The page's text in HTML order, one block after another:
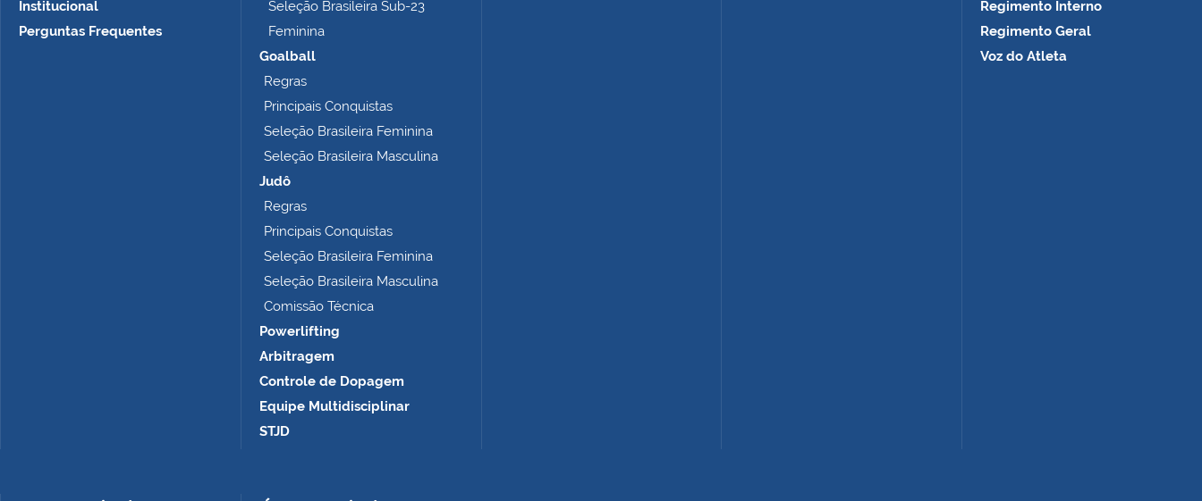
Institucional
Perguntas Frequentes
Seleção Brasileira Sub-23
Feminina
Goalball
Regras
Principais Conquistas
Seleção Brasileira Feminina
Seleção Brasileira Masculina
Judô
Regras
Principais Conquistas
Seleção Brasileira Feminina
Seleção Brasileira Masculina
Comissão Técnica
Powerlifting
Arbitragem
Controle de Dopagem
Equipe Multidisciplinar
STJD
Regimento Interno
Regimento Geral
Voz do Atleta